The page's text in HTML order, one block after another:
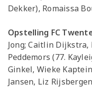
Dekker), Romaissa
Opstelling FC
Jong; Caitlin
Peddemors (77.
Ginkel, Wieke
Jansen, Liz